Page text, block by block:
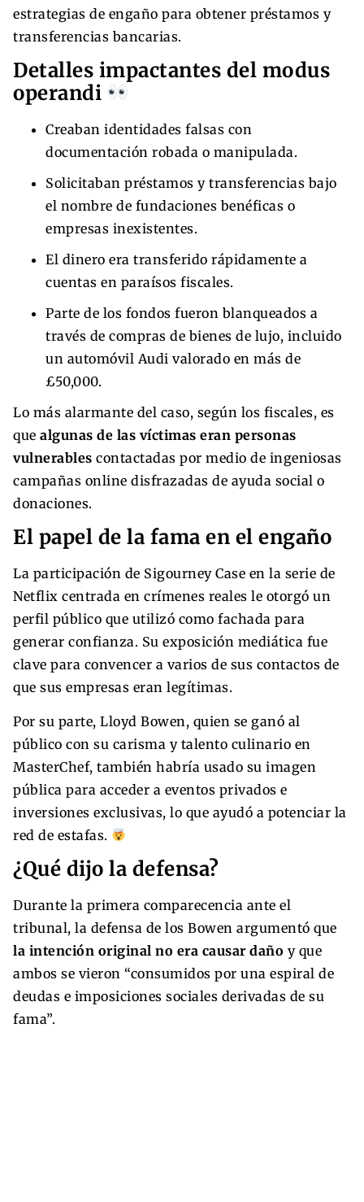
estrategias de engaño para obtener préstamos y
transferencias bancarias.
Detalles impactantes del modus
operandi
Creaban identidades falsas con
documentación robada o manipulada.
Solicitaban préstamos y transferencias bajo
el nombre de fundaciones benéficas o
empresas inexistentes.
El dinero era transferido rápidamente a
cuentas en paraísos fiscales.
Parte de los fondos fueron blanqueados a
través de compras de bienes de lujo, incluido
un automóvil Audi valorado en más de
£50,000.
Lo más alarmante del caso, según los fiscales, es
que algunas de las víctimas eran personas
vulnerables contactadas por medio de ingeniosas
campañas online disfrazadas de ayuda social o
donaciones.
El papel de la fama en el engaño
La participación de Sigourney Case en la serie de
Netflix centrada en crímenes reales le otorgó un
perfil público que utilizó como fachada para
generar confianza. Su exposición mediática fue
clave para convencer a varios de sus contactos de
que sus empresas eran legítimas.
Por su parte, Lloyd Bowen, quien se ganó al
público con su carisma y talento culinario en
MasterChef, también habría usado su imagen
pública para acceder a eventos privados e
inversiones exclusivas, lo que ayudó a potenciar la
red de estafas.
¿Qué dijo la defensa?
Durante la primera comparecencia ante el
tribunal, la defensa de los Bowen argumentó que
la intención original no era causar daño y que
ambos se vieron “consumidos por una espiral de
deudas e imposiciones sociales derivadas de su
fama”.